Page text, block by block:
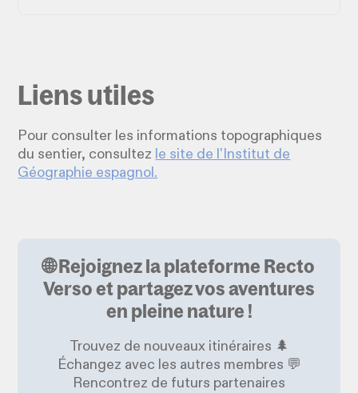
Liens utiles
Pour consulter les informations topographiques
du sentier, consultez le site de l'Institut de
Géographie espagnol.
🌐 Rejoignez la plateforme Recto
Verso et partagez vos aventures
en pleine nature !
Trouvez de nouveaux itinéraires 🌲
Échangez avec les autres membres 💬
Rencontrez de futurs partenaires